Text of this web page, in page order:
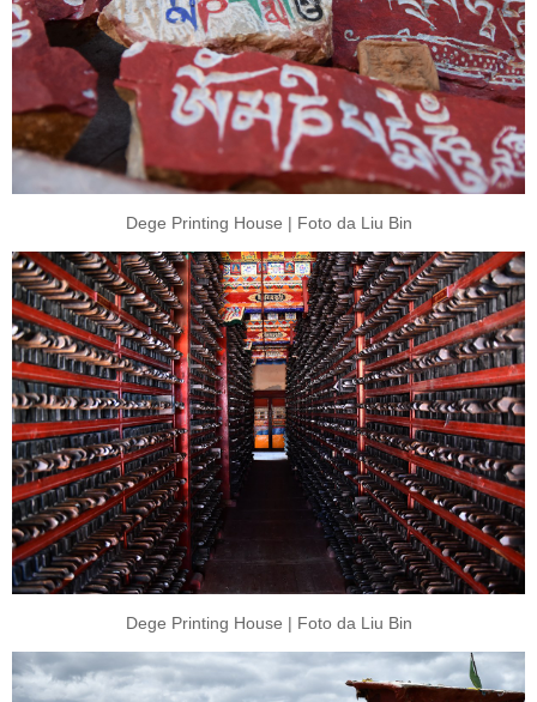
Dege Printing House | Foto da Liu Bin
Dege Printing House | Foto da Liu Bin